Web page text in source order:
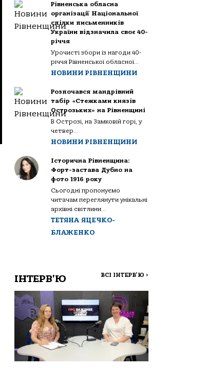
Рівненська обласна
організації Національної
спілки письменників
України відзначила своє 40-
річчя
Урочисті збори із нагоди 40-
річчя Рівненської обласної...
НОВИНИ РІВНЕНЩИНИ
Розпочався мандрівний
табір «Стежками князів
Острозьких» на Рівненщині
В Острозі, на Замковій горі, у
четвер...
НОВИНИ РІВНЕНЩИНИ
Історична Рівненщина:
Форт-застава Дубно на
фото 1916 року
Сьогодні пропонуємо
читачам переглянути унікальні
архівні світлини...
ТЕТЯНА ЯЦЕЧКО-
БЛАЖЕНКО
ІНТЕРВ'Ю ВСІ ІНТЕРВ'Ю >